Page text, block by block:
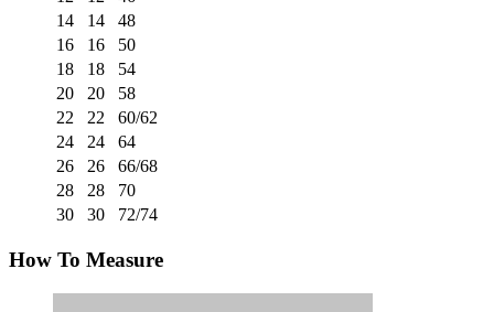
14
14
48
16
16
50
18
18
54
20
20
58
22
22
60/62
24
24
64
26
26
66/68
28
28
70
30
30 72/74
How To Measure